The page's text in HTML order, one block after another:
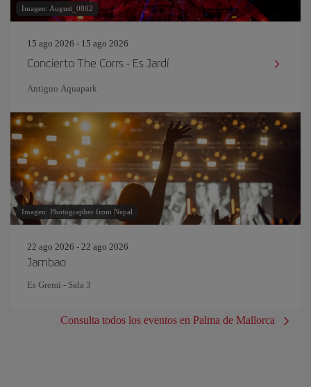
Imagen: August_0802
15 ago 2026 - 15 ago 2026
Concierto The Corrs - Es Jardí
Antiguo Aquapark
Imagen: Photographer from Nepal
22 ago 2026 - 22 ago 2026
Jambao
Es Gremi - Sala 3
Consulta todos los eventos en Palma de Mallorca